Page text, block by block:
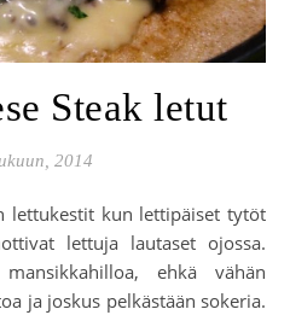
Steak letut
2014
lettuja lautaset ojossa.
ehkä vähän
ja joskus pelkästään sokeria.